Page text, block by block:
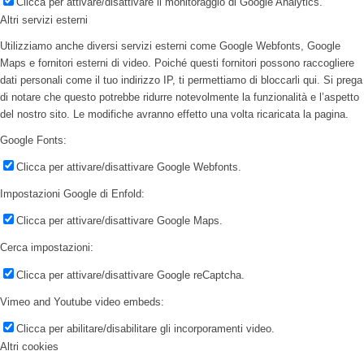
Altri servizi esterni
Utilizziamo anche diversi servizi esterni come Google Webfonts, Google
Maps e fornitori esterni di video. Poiché questi fornitori possono raccogliere
dati personali come il tuo indirizzo IP, ti permettiamo di bloccarli qui. Si prega
di notare che questo potrebbe ridurre notevolmente la funzionalità e l’aspetto
del nostro sito. Le modifiche avranno effetto una volta ricaricata la pagina.
Google Fonts:
Clicca per attivare/disattivare Google Webfonts.
Impostazioni Google di Enfold:
Clicca per attivare/disattivare Google Maps.
Cerca impostazioni:
Clicca per attivare/disattivare Google reCaptcha.
Vimeo and Youtube video embeds:
Clicca per abilitare/disabilitare gli incorporamenti video.
Altri cookies